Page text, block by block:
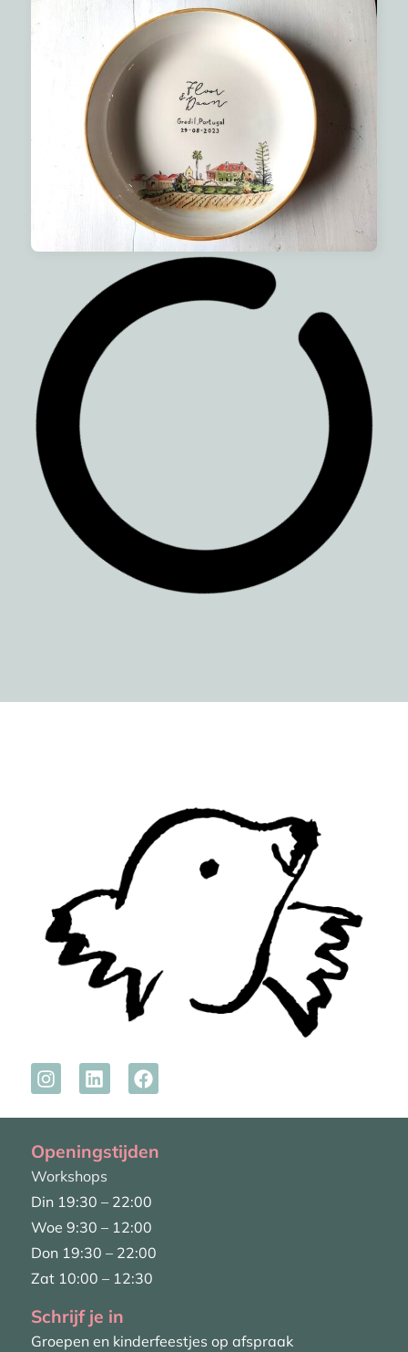
Openingstijden
Workshops
Din 19:30 – 22:00
Woe 9:30 – 12:00
Don 19:30 – 22:00
Zat 10:00 – 12:30
Schrijf je in
Groepen en kinderfeestjes op afspraak